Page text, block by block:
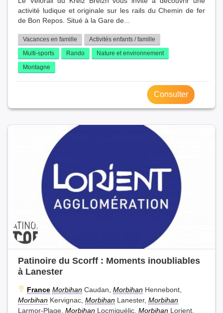
activité ludique et originale sur les rails du Chemin de fer
de Bon Repos. Situé à la Gare de...
Vacances en famille
Activités enfants / famille
Multi-sports
Rando
Nature et environnement
Montagne
Consulter
Patinoire du Scorff : Moments inoubliables
à Lanester
France Morbihan Caudan, Morbihan Hennebont,
Morbihan Kervignac, Morbihan Lanester, Morbihan
Larmor-Plage, Morbihan Locmiquélic, Morbihan Lorient,